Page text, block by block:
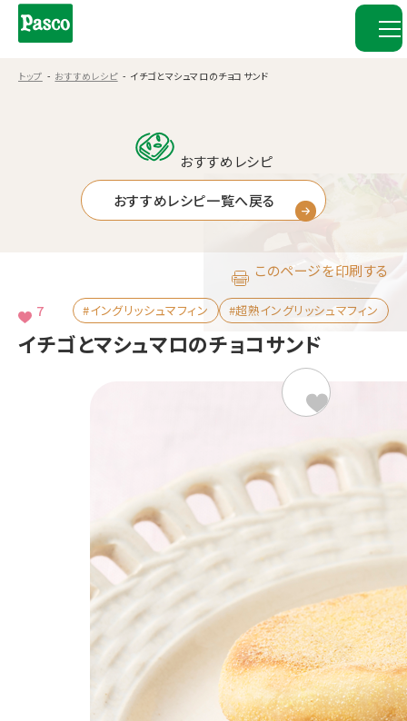
トップ おすすめレシピ イチゴとマシュマロのチョコサンド
おすすめレシピ
おすすめレシピ一覧へ戻る
イチゴとマシュマロのチョコサンド
7 #イングリッシュマフィン #超熟イングリッシュマフィン
このページを印刷する